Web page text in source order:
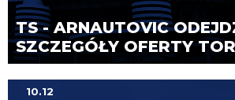
TS - ARNAUTOVIC
SZCZEGÓŁY OFERTY
10.12